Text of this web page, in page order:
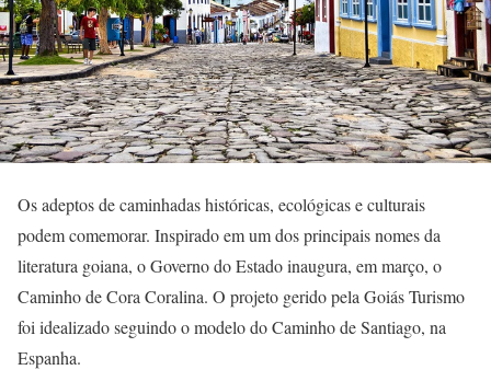
Os adeptos de caminhadas históricas, ecológicas e culturais
podem comemorar. Inspirado em um dos principais nomes da
literatura goiana, o Governo do Estado inaugura, em março, o
Caminho de Cora Coralina. O projeto gerido pela Goiás Turismo
foi idealizado seguindo o modelo do Caminho de Santiago, na
Espanha.